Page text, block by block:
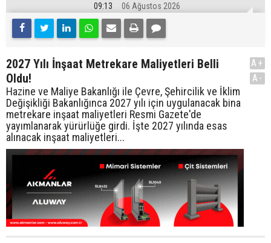
09:13 06 Ağustos 2026
2027 Yılı İnşaat Metrekare Maliyetleri Belli
Oldu!
Hazine ve Maliye Bakanlığı ile Çevre, Şehircilik ve İklim
Değişikliği Bakanlığınca 2027 yılı için uygulanacak bina
metrekare inşaat maliyetleri Resmi Gazete'de
yayımlanarak yürürlüğe girdi. İşte 2027 yılında esas
alınacak inşaat maliyetleri...
A+
A-